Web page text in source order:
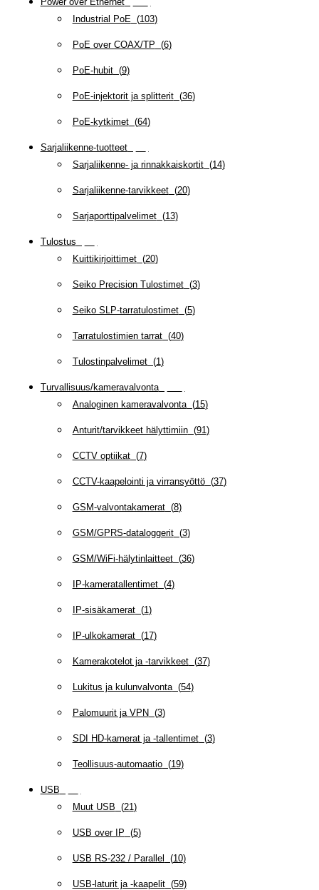
Industrial PoE (103)
PoE over COAX/TP (6)
PoE-hubit(9)
PoE-injektorit ja splitterit(36)
PoE-kytkimet(64)
Sarjaliikenne-tuotteet(
Sarjaliikenne- ja rinnakkaiskortit(14)
Sarjaliikenne-tarvikkeet(20)
Sarjaporttipalvelimet(13)
Tulostus
Kuittikirjoittimet(20)
Seiko Precision Tulostimet(3)
Seiko SLP-tarratulostimet(5)
Tarratulostimien tarrat(40)
Tulostinpalvelimet(1 )
Turvallisuus/kameravalvonta(
Analoginen kameravalvonta(15)
Anturit/tarvikkeet hälyttimiin(91 )
CCTV optiikat(7)
CCTV-kaapelointi ja virransyöttö(37)
GSM-valvontakamerat(8)
GSM/GPRS-dataloggerit(3)
GSM/WiFi-hälytinlaitteet(36)
IP-kameratallentimet(4)
IP-sisäkamerat(1 )
IP-ulkokamerat(17)
Kamerakotelot ja -tarvikkeet(37)
Lukitus ja kulunvalvonta(54)
Palomuurit ja VPN (3)
SDI HD-kamerat ja -tallentimet(3)
Teollisuus-automaatio(19)
USB
Muut USB (21 )
USB over IP (5)
USB RS-232 / Parallel (10)
USB-laturit ja -kaapelit(59)